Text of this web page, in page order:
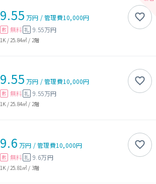
9.55 万円 /管理費10,000円
敷 無料 礼 9.55万円
1K / 25.84㎡ / 2階
9.55 万円 /管理費10,000円
敷 無料 礼 9.55万円
1K / 25.84㎡ / 2階
9.6 万円 /管理費10,000円
敷 無料 礼 9.6万円
1K / 25.81㎡ / 3階